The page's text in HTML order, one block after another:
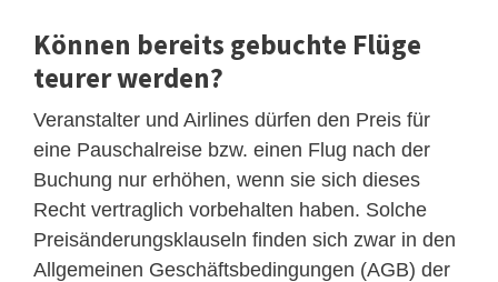
Können bereits gebuchte Flüge
teurer werden?
Veranstalter und Airlines dürfen den Preis für
eine Pauschalreise bzw. einen Flug nach der
Buchung nur erhöhen, wenn sie sich dieses
Recht vertraglich vorbehalten haben. Solche
Preisänderungsklauseln finden sich zwar in den
Allgemeinen Geschäftsbedingungen (AGB) der